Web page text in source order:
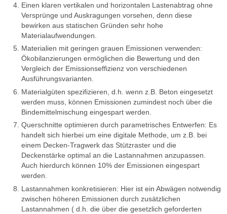
Einen klaren vertikalen und horizontalen Lastenabtrag ohne
Versprünge und Auskragungen vorsehen, denn diese
bewirken aus statischen Gründen sehr hohe
Materialaufwendungen.
Materialien mit geringen grauen Emissionen verwenden:
Ökobilanzierungen ermöglichen die Bewertung und den
Vergleich der Emissionseffizienz von verschiedenen
Ausführungsvarianten.
Materialgüten spezifizieren, d.h. wenn z.B. Beton eingesetzt
werden muss, können Emissionen zumindest noch über die
Bindemittelmischung eingespart werden.
Querschnitte optimieren durch parametrisches Entwerfen: Es
handelt sich hierbei um eine digitale Methode, um z.B. bei
einem Decken-Tragwerk das Stützraster und die
Deckenstärke optimal an die Lastannahmen anzupassen.
Auch hierdurch können 10% der Emissionen eingespart
werden.
Lastannahmen konkretisieren: Hier ist ein Abwägen notwendig
zwischen höheren Emissionen durch zusätzlichen
Lastannahmen ( d.h. die über die gesetzlich geforderten